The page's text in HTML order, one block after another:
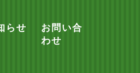
らせ
お問い合
わせ